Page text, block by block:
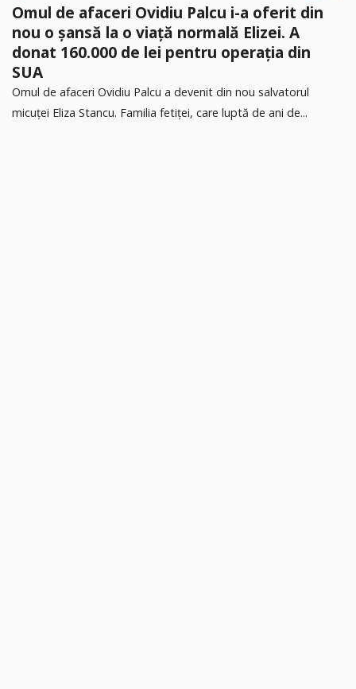
Omul de afaceri Ovidiu Palcu i-a oferit din
nou o șansă la o viață normală Elizei. A
donat 160.000 de lei pentru operația din
SUA
Omul de afaceri Ovidiu Palcu a devenit din nou salvatorul
micuței Eliza Stancu. Familia fetiței, care luptă de ani de...